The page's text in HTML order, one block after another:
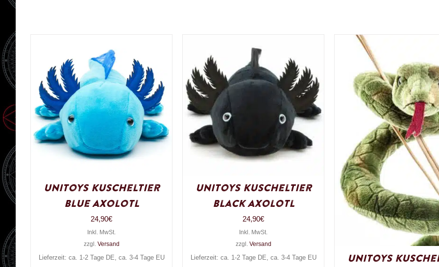
UniToys Kuscheltier
Blue Axolotl
24,90€
Inkl. MwSt.
zzgl. Versand
Lieferzeit: ca. 1-2 Tage DE, ca. 3-4 Tage EU
UniToys Kuscheltier
Black Axolotl
24,90€
Inkl. MwSt.
zzgl. Versand
Lieferzeit: ca. 1-2 Tage DE, ca. 3-4 Tage EU
UniToys